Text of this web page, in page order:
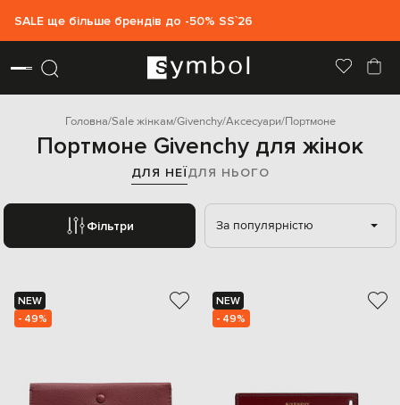
SALE ще більше брендів до -50% SS`26
Головна Sale жінкам Givenchy Аксесуари Портмоне
Портмоне Givenchy для жінок
ДЛЯ НЕЇДЛЯ НЬОГО
Фільтри За популярністю
NEW
- 49%
NEW
- 49%